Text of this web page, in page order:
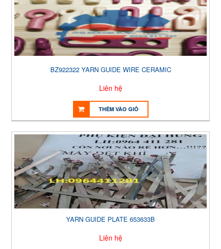
BZ922322 YARN GUIDE WIRE CERAMIC
Liên hệ
THÊM VÀO GIỎ
YARN GUIDE PLATE 653633B
Liên hệ